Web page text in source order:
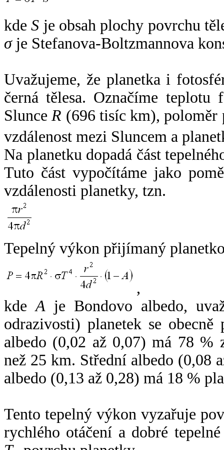
kdeS je obsah plochy povrchu
σje Stefanova-Boltzmannova
Uvažujeme, že planetka i
černá tělesa. Označíme
SlunceR (696 tisíc km),
vzdálenost mezi Sluncem a
Na planetku dopadá část
Tuto část vypočítáme jako
vzdálenosti planetky, tzn.
Tepelný výkon přijímaný
,
kdeA je Bondovo albedo,
odrazivosti) planetek se
albedo (0,02 až 0,07) má 78 %
než 25 km. Střední albedo (0,08
albedo (0,13 až 0,28) má 18 %
Tento tepelný výkon vyzařuje
rychlého otáčení a dobré